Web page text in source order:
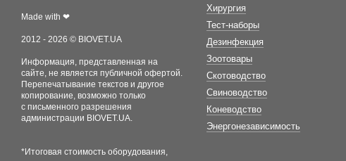
Made with ❤
2012 - 2026 © BIOVET.UA
Информация, представленная на
сайте, не является публичной офертой.
Перепечатывание текстов и другое
копирование, возможно только
с письменного разрешения
администрации BIOVET.UA.
*Итоговая стоимость оборудования,
Хирургия
Тест-наборы
Дезинфекция
Зоотовары
Скотоводство
Свиноводство
Коневодство
Энергонезависимость